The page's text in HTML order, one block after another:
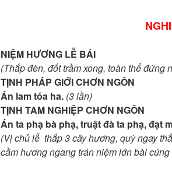
NIỆM HƯƠNG LỄ BÁI
(Thắp đèn, đốt trầm xong, toàn thể đứng
TỊNH PHÁP GIỚI CHƠN NGÔN
Án lam tóa ha. (3 lần)
TỊNH TAM NGHIỆP CHƠN NGÔN
Án ta phạ bà phạ, truật đà ta phạ, đạt
(Vị chủ lễ thắp 3 cây hương, quỳ ngay
cầm hương ngang trán niệm lớn bài